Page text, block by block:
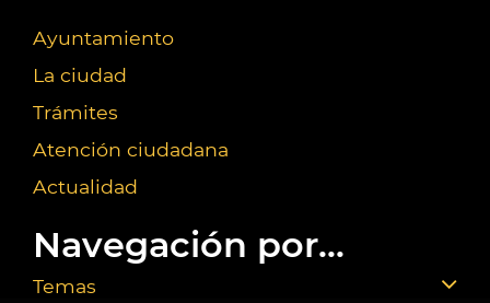
Ayuntamiento
La ciudad
Trámites
Atención ciudadana
Actualidad
Navegación por...
Temas